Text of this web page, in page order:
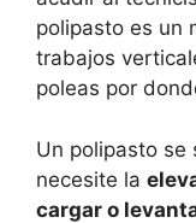
polipasto es un
trabajos
poleas por
Un polipasto se
necesite la
cargar o